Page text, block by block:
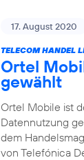
17. August 2020
TELECOM HANDEL
Ortel
gewählt
Ortel Mobile ist
Datennutzung
dem
von Telefónica